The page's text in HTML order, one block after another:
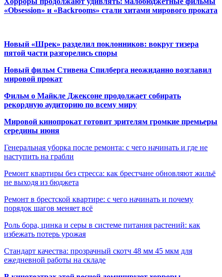
«Obsession» и «Backrooms» стали хитами мирового проката
Новый «Шрек» разделил поклонников: вокруг тизера
пятой части разгорелись споры
Новый фильм Стивена Спилберга неожиданно возглавил
мировой прокат
Фильм о Майкле Джексоне продолжает собирать
рекордную аудиторию по всему миру
Мировой кинопрокат готовит зрителям громкие премьеры
середины июня
Генеральная уборка после ремонта: с чего начинать и где не
наступить на грабли
Ремонт квартиры без стресса: как брестчане обновляют жильё
не выходя из бюджета
Ремонт в брестской квартире: с чего начинать и почему
порядок шагов меняет всё
Роль бора, цинка и серы в системе питания растений: как
избежать потерь урожая
Стандарт качества: прозрачный скотч 48 мм 45 мкм для
ежедневной работы на складе